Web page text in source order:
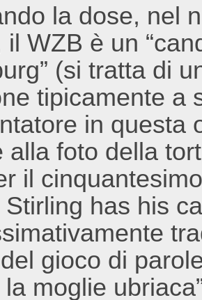
la dose, nel
il WZB è un
(si tratta di
tipicamente a
in questa
alla foto della
il
Stirling has his
gioco di
moglie